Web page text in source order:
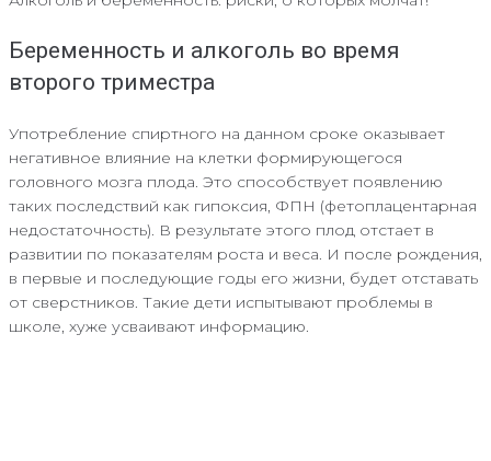
Беременность и алкоголь во время
второго триместра
Употребление спиртного на данном сроке оказывает
негативное влияние на клетки формирующегося
головного мозга плода. Это способствует появлению
таких последствий как гипоксия, ФПН (фетоплацентарная
недостаточность). В результате этого плод отстает в
развитии по показателям роста и веса. И после рождения,
в первые и последующие годы его жизни, будет отставать
от сверстников. Такие дети испытывают проблемы в
школе, хуже усваивают информацию.